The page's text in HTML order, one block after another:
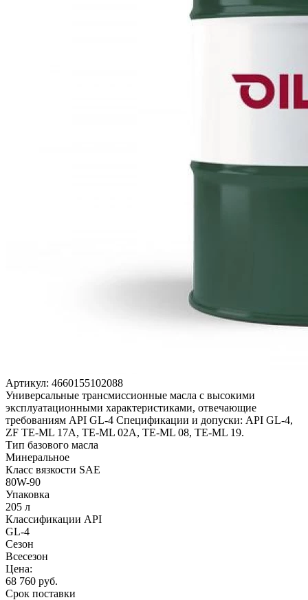
Артикул: 4660155102088
Универсальные трансмиссионные масла с высокими
эксплуатационными характеристиками, отвечающие
требованиям API GL-4 Спецификации и допуски: API GL-4,
ZF TE-ML 17A, TE-ML 02А, TE-ML 08, TE-ML 19.
Тип базового масла
Минеральное
Класс вязкости SAE
80W-90
Упаковка
205 л
Классификации API
GL-4
Сезон
Всесезон
Цена:
68 760 руб.
Срок поставки